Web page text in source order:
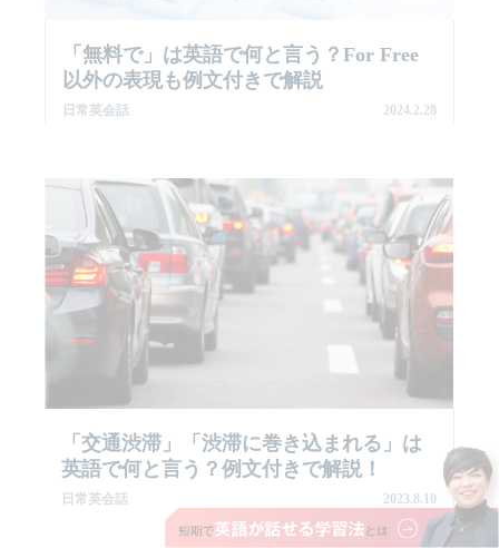
「無料で」は英語で何と言う？for Free
以外の表現も例文付きで解説
日常英会話 2024.2.28
「交通渋滞」「渋滞に巻き込まれる」は
英語で何と言う？例文付きで解説！
日常英会話 2023.8.10